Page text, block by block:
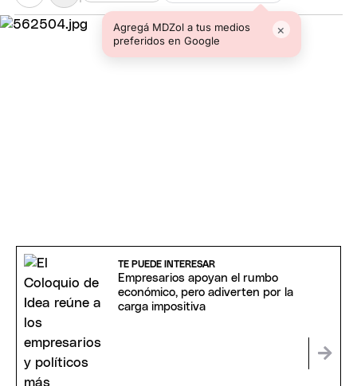
Agregá MDZol a tus medios
preferidos en Google
×
TE PUEDE INTERESAR
Empresarios apoyan el rumbo
económico, pero adiverten por la
carga impositiva